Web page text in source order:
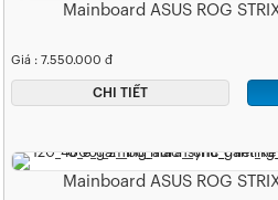
Mainboard ASUS ROG
Giá : 7.550.000 đ
CHI TIẾT
Mainboard ASUS ROG